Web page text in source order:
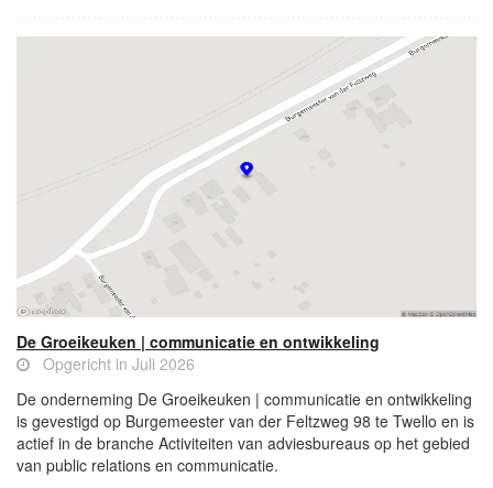
De Groeikeuken | communicatie en ontwikkeling
Opgericht in Juli 2026
De onderneming De Groeikeuken | communicatie en ontwikkeling
is gevestigd op Burgemeester van der Feltzweg 98 te Twello en is
actief in de branche Activiteiten van adviesbureaus op het gebied
van public relations en communicatie.